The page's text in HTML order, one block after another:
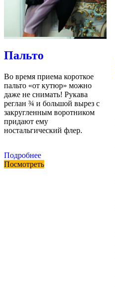
Пальто
Во время приема короткое
пальто «от кутюр» можно
даже не снимать! Рукава
реглан ¾ и большой вырез с
закругленным воротником
придают ему
ностальгический флер.
Подробнее
Посмотреть